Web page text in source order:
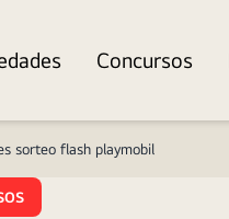
Concursos
sorteo flash playmobil